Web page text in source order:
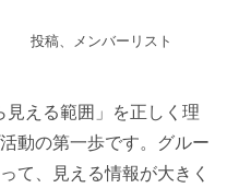
投稿、メンバーリスト
見える範囲」を正しく理
動の第一歩です。グルー
て、見える情報が大きく